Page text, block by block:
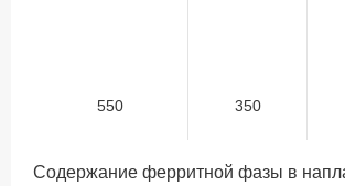
550 350
Содержание ферритной фазы в